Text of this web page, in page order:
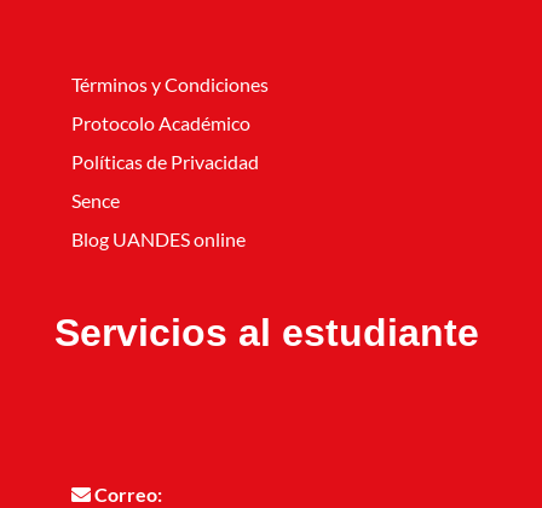
Términos y Condiciones
Protocolo Académico
Políticas de Privacidad
Sence
Blog UANDES online
Servicios al estudiante
Correo: